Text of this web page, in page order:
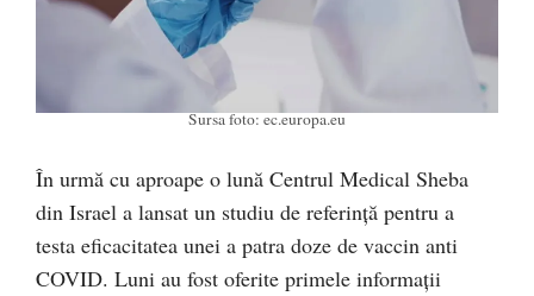
Sursa foto: ec.europa.eu
În urmă cu aproape o lună Centrul Medical Sheba
din Israel a lansat un studiu de referință pentru a
testa eficacitatea unei a patra doze de vaccin anti
COVID. Luni au fost oferite primele informații